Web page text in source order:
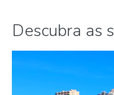
Descubra as